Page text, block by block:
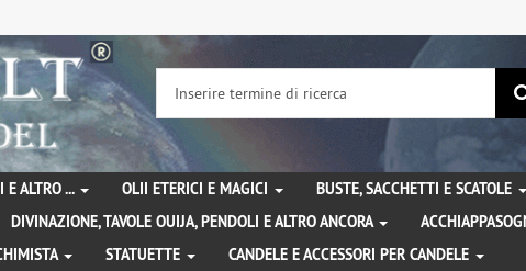
ALTRO ... OLII ETERICI E MAGICI
BUSTE, SACCHETTI E SCATOLE
DIVINAZIONE, TAVOLE OUIJA, PENDOLI E ALTRO ANCORA
STATUETTE
CANDELE E ACCESSORI PER CANDELE